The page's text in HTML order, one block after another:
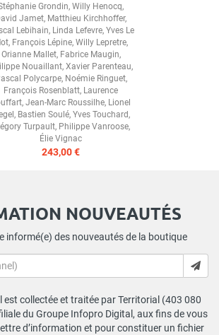
Grondin, Willy Henocq,
Jamet, Matthieu Kirchhoffer,
Lebihain, Linda Lefevre, Yves Le
, François Lépine, Willy Lepretre,
Orianne Mallet, Fabrice Maugin,
Nouaillant, Xavier Parenteau,
Polycarpe, Noémie Ringuet,
François Rosenblatt, Laurence
, Jean-Marc Roussilhe, Lionel
, Bastien Soulé, Yves Touchard,
Turpault, Philippe Vanroose,
Élie Vignac
243,00 €
NOUVEAUTÉS
informé(e) des nouveautés de la boutique
est collectée et traitée par Territorial (403 080
du Groupe Infopro Digital, aux fins de vous
d’information et pour constituer un fichier